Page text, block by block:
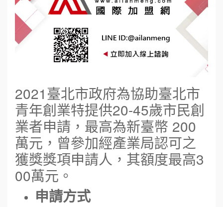
2021臺北市政府為協助臺北市
青年創業特提供20-45歲市民創
業者申請，最高為新臺幣 200
萬元，曾參加經產業局認可之
獲獎獎項申請人，其額度最高3
00萬元。
申請方式